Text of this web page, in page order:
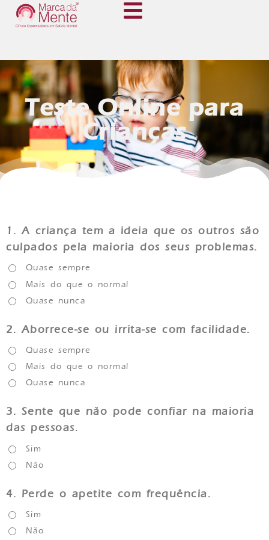
Teste Online para
Crianças
1.A criança tem a ideia que os outros são
culpados pela maioria dos seus problemas.
Quase sempre
Mais do que o normal
Quase nunca
2.Aborrece-se ou irrita-se com facilidade.
Quase sempre
Mais do que o normal
Quase nunca
3. Sente que não pode confiar na maioria
das pessoas.
Sim
Não
4. Perde o apetite com frequência.
Sim
Não